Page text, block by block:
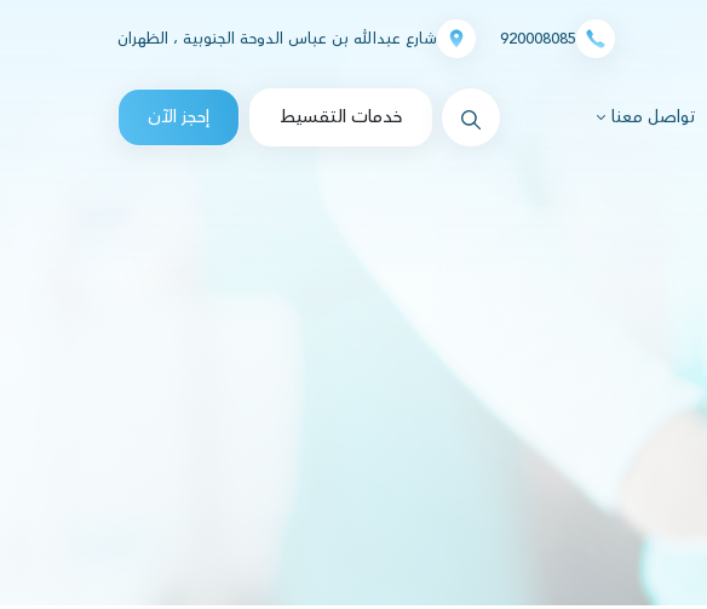
920008085 شارع عبدالله بن عباس الدوحة الجنوبية ، الظهران
تواصل معنا messages.Searchخدمات التقسيط إحجز الآن